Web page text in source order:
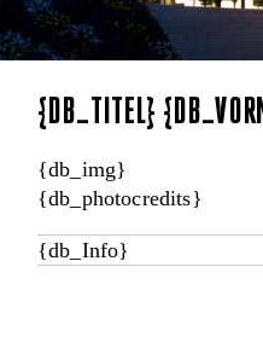
{DB_TITEL}
{db_img}
{db_photocredits}
{db_Info}